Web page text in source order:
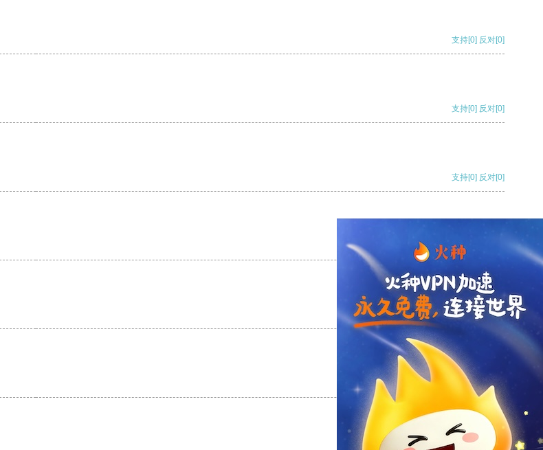
支持[0] 反对[0]
支持[0] 反对[0]
支持[0] 反对[0]
支持
支持[0] 反对[0]
支持[0] 反对[0]